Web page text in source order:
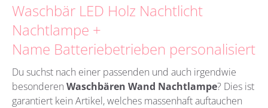
Waschbär LED Holz Nachtlicht
Nachtlampe +
Name Batteriebetrieben personalisiert
Du suchst nach einer passenden und auch irgendwie
besonderen Waschbären Wand Nachtlampe? Dies ist
garantiert kein Artikel, welches massenhaft auftauchen